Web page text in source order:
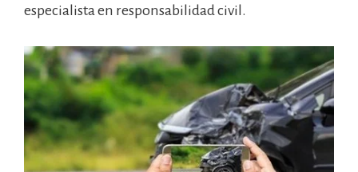
especialista en responsabilidad civil.